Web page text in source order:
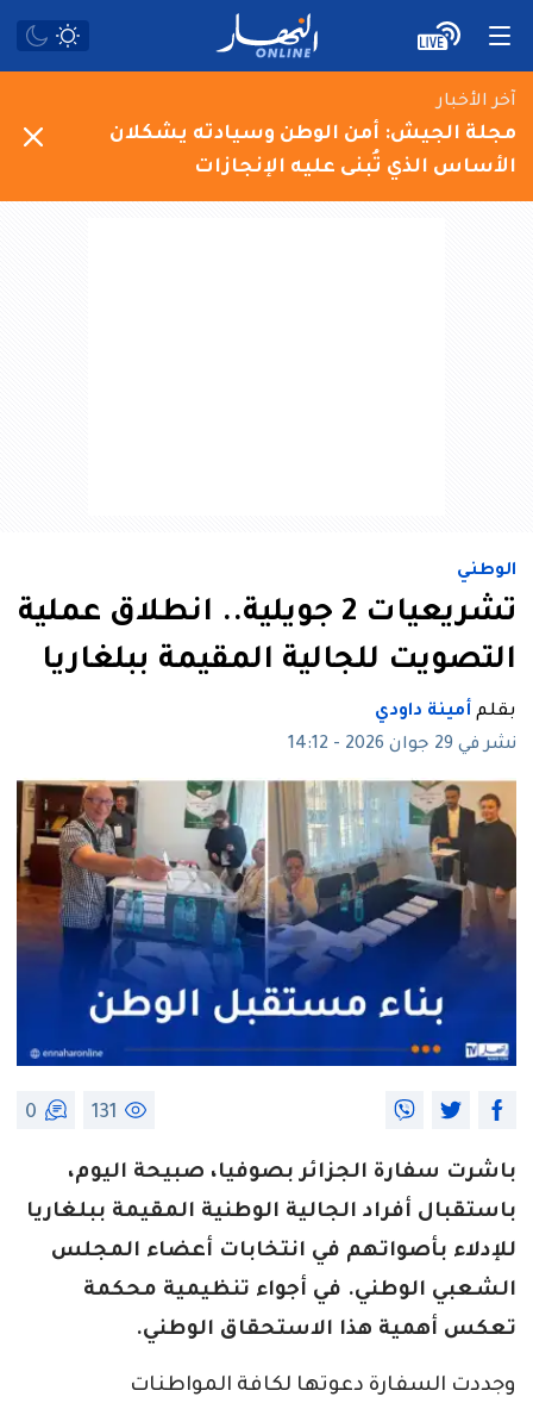
آخر الأخبار
مجلة الجيش: أمن الوطن وسيادته يشكلان
الأساس الذي تُبنى عليه الإنجازات
الوطني
تشريعيات 2 جويلية.. انطلاق عملية
التصويت للجالية المقيمة ببلغاريا
بقلم أمينة داودي
نشر في 29 جوان 2026 - 14:12
131
0
باشرت سفارة الجزائر بصوفيا، صبيحة اليوم،
باستقبال أفراد الجالية الوطنية المقيمة ببلغاريا
للإدلاء بأصواتهم في انتخابات أعضاء المجلس
الشعبي الوطني. في أجواء تنظيمية محكمة
تعكس أهمية هذا الاستحقاق الوطني.
وجددت السفارة دعوتها لكافة المواطنات